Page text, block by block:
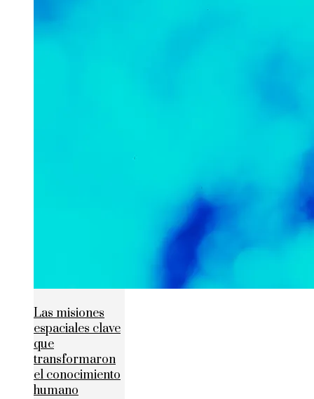
Las misiones
espaciales clave
que
transformaron
el conocimiento
humano